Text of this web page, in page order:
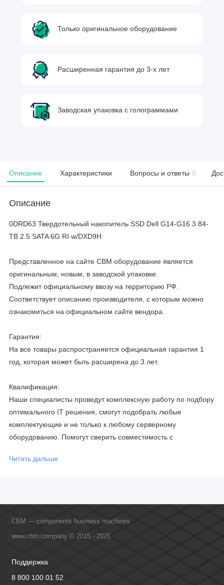
Только оригинальное оборудование
Расширенная гарантия до 3-х лет
Заводская упаковка с голограммами
Описание Характеристики Вопросы и ответы 0
Описание
0DRD63 Твердотельный накопитель SSD Dell G14-G16 3.84-
TB 2.5 SATA 6G RI w/DXD9H
Представленное на сайте CBM оборудование является
оригинальным, новым, в заводской упаковке.
Подлежит официальному ввозу на территорию РФ.
Соответствует описанию производителя, с которым можно
ознакомиться на официальном сайте вендора.
Гарантия:
На все товары распространяется официальная гарантия 1
год, которая может быть расширена до 3 лет.
Квалификация:
Наши специалисты проведут комплексную работу по подбору
оптимального IT решения, смогут подобрать любые
комплектующие и не только к любому серверному
оборудованию. Помогут сверить совместимость с
официальными производителями и проводим регулярное
Читать дальше
CBM — components business machines
www.cbm.company © 2015 - 2026
Поддержка
8 800 100 01 52